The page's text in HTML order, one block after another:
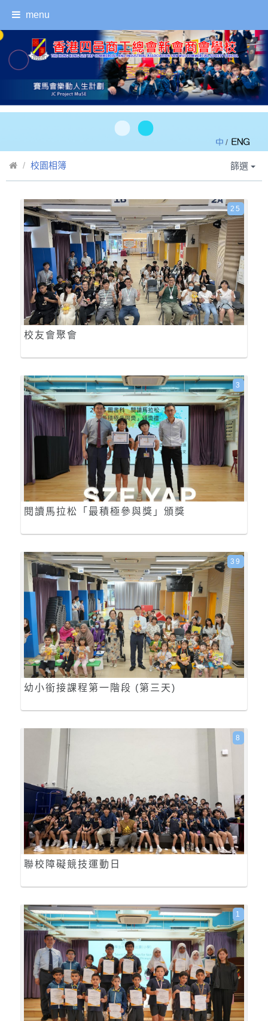
menu
/
校園相簿 篩選
校友會聚會
25
閱讀馬拉松「最積極參與獎」頒獎
3
幼小銜接課程第一階段 (第三天)
39
聯校障礙競技運動日
8
1